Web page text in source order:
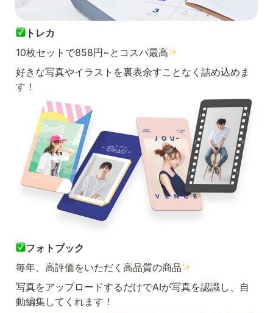
トレカ
10枚セットで858円~とコスパ最高
好きな写真やイラストを裏表余すことなく詰め込めま
す！
フォトブック
毎年、高評価をいただく高品質の商品
写真をアップロードするだけでAIが写真を認識し、自
動編集してくれます！